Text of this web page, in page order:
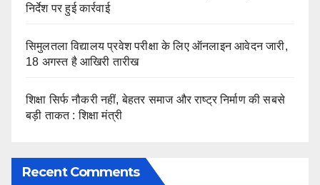
निर्देश पर हुई कार्रवाई
सिमुलतला विद्यालय प्रवेश परीक्षा के लिए ऑनलाइन आवेदन जारी,
18 अगस्त है आखिरी तारीख
शिक्षा सिर्फ नौकरी नहीं, बेहतर समाज और राष्ट्र निर्माण की सबसे
बड़ी ताकत : शिक्षा मंत्री
Recent Comments